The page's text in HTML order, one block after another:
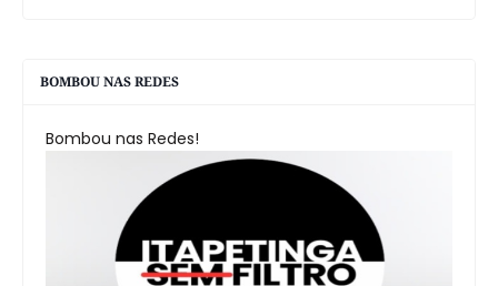
BOMBOU NAS REDES
Bombou nas Redes!